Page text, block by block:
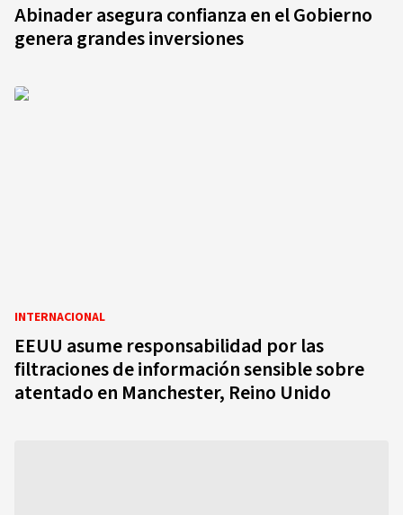
Abinader asegura confianza en el Gobierno
genera grandes inversiones
INTERNACIONAL
EEUU asume responsabilidad por las
filtraciones de información sensible sobre
atentado en Manchester, Reino Unido